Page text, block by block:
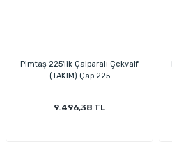
Pimtaş 225'lik Çalparalı Çekvalf
(TAKIM) Çap 225
9.496,38 TL